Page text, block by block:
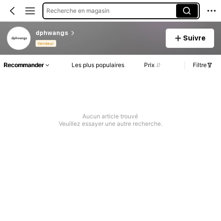
Recherche en magasin
dphwangs
Vendeur
Suivre
Recommander Les plus populaires Prix Filtre
Aucun article trouvé
Veuillez essayer une autre recherche.